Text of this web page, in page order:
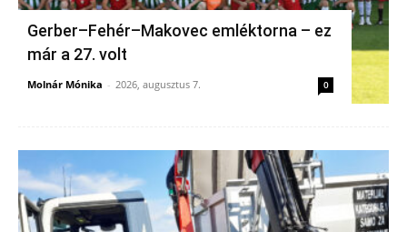
Gerber–Fehér–Makovec emléktorna – ez
már a 27. volt
Molnár Mónika - 2026, augusztus 7. 0